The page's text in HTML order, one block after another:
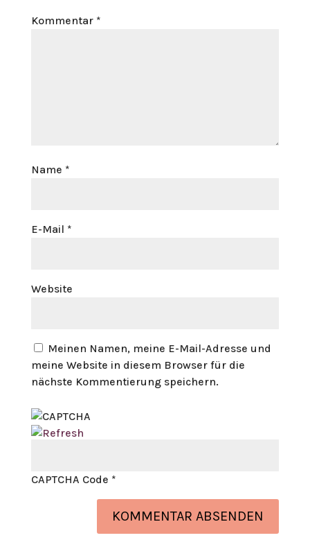
Kommentar *
Name *
E-Mail *
Website
Meinen Namen, meine E-Mail-Adresse und
meine Website in diesem Browser für die
nächste Kommentierung speichern.
CAPTCHA Code *